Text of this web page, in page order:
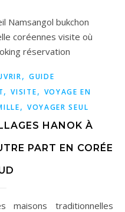
, GUIDE
,VISITE, VOYAGE EN
, VOYAGER SEUL
HANOK À
PART EN CORÉE